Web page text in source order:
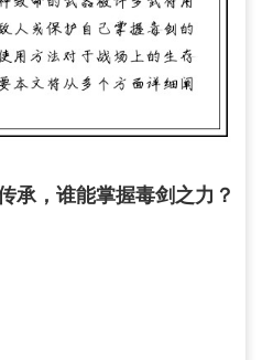
承，谁能掌握毒剑之力？